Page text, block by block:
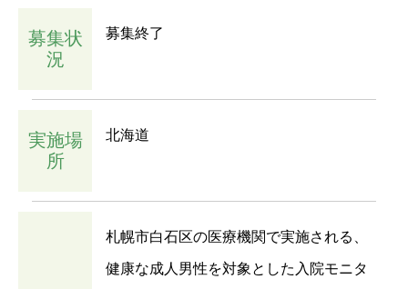
募集状
況
募集終了
実施場
所
北海道
札幌市白石区の医療機関で実施される、
健康な成人男性を対象とした入院モニタ